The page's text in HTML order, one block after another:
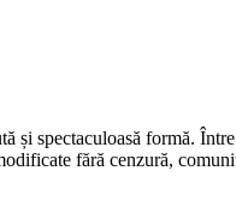
și spectaculoasă formă. Între
fără cenzură,